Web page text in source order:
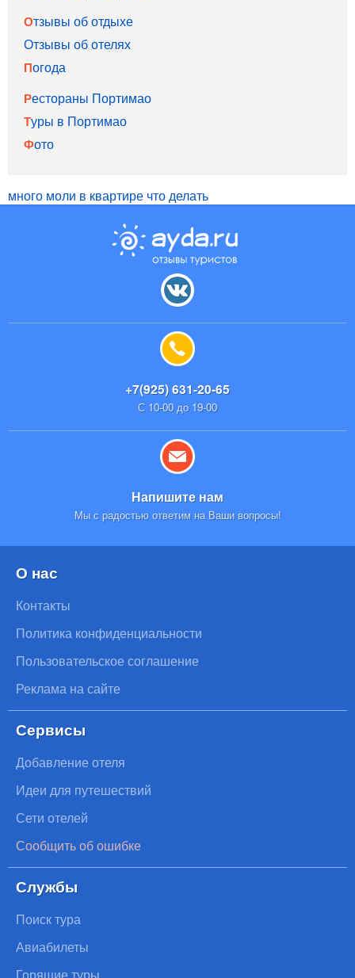
Отзывы об отдыхе
Отзывы об отелях
Погода
Рестораны Портимао
Туры в Портимао
Фото
много моли в квартире что делать
+7(925) 631-20-65
С 10-00 до 19-00
Напишите нам
Мы с радостью ответим на Ваши вопросы!
О нас
Контакты
Политика конфиденциальности
Пользовательское соглашение
Реклама на сайте
Сервисы
Добавление отеля
Идеи для путешествий
Сети отелей
Сообщить об ошибке
Службы
Поиск тура
Авиабилеты